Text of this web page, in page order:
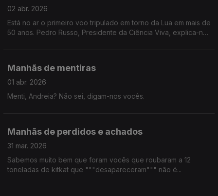
02 abr. 2026
Está no ar o primeiro voo tripulado em torno da Lua em mais de
50 anos. Pedro Russo, Presidente da Ciência Viva, explica-nos
Manhãs de mentiras
01 abr. 2026
Menti, Andreia? Não sei, digam-nos vocês.
Manhãs de perdidos e achados
31 mar. 2026
Sabemos muito bem que foram vocês que roubaram a 12
toneladas de kitkat que """desapareceram""" não é...